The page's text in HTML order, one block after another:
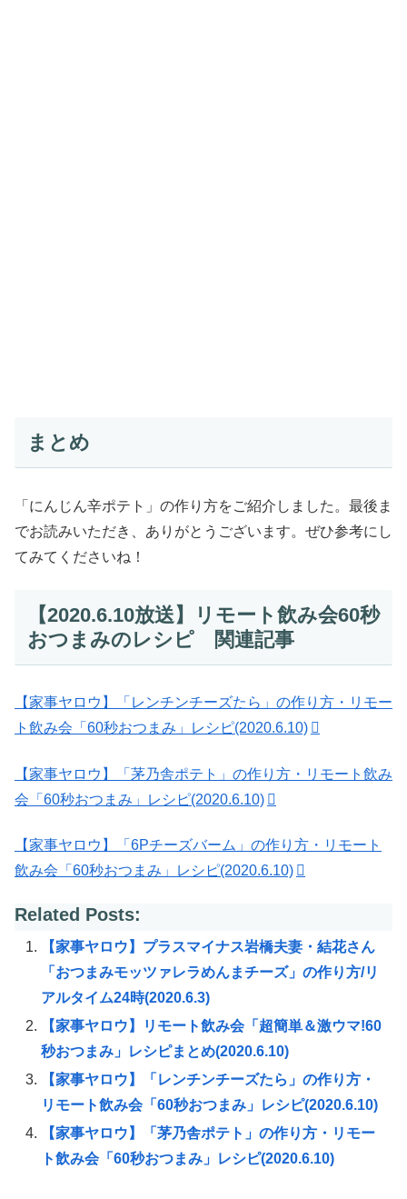
まとめ
「にんじん辛ポテト」の作り方をご紹介しました。最後ま
でお読みいただき、ありがとうございます。ぜひ参考にし
てみてくださいね！
【2020.6.10放送】リモート飲み会60秒
おつまみのレシピ 関連記事
【家事ヤロウ】「レンチンチーズたら」の作り方・リモー
ト飲み会「60秒おつまみ」レシピ(2020.6.10)
【家事ヤロウ】「茅乃舎ポテト」の作り方・リモート飲み
会「60秒おつまみ」レシピ(2020.6.10)
【家事ヤロウ】「6Pチーズバーム」の作り方・リモート
飲み会「60秒おつまみ」レシピ(2020.6.10)
Related Posts:
【家事ヤロウ】プラスマイナス岩橋夫妻・結花さん
「おつまみモッツァレラめんまチーズ」の作り方/リ
アルタイム24時(2020.6.3)
【家事ヤロウ】リモート飲み会「超簡単＆激ウマ!60
秒おつまみ」レシピまとめ(2020.6.10)
【家事ヤロウ】「レンチンチーズたら」の作り方・
リモート飲み会「60秒おつまみ」レシピ(2020.6.10)
【家事ヤロウ】「茅乃舎ポテト」の作り方・リモー
ト飲み会「60秒おつまみ」レシピ(2020.6.10)